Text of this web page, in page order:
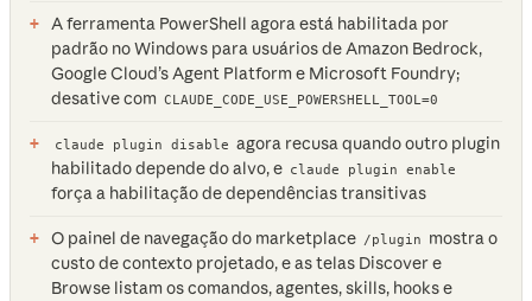
A ferramenta PowerShell agora está habilitada por
padrão no Windows para usuários de Amazon Bedrock,
Google Cloud’s Agent Platform e Microsoft Foundry;
desative com CLAUDE_CODE_USE_POWERSHELL_TOOL=0
claude plugin disable agora recusa quando outro plugin
habilitado depende do alvo, e claude plugin enable
força a habilitação de dependências transitivas
O painel de navegação do marketplace /plugin
mostra o
custo de contexto projetado, e as telas Discover e
Browse listam os comandos, agentes, skills, hooks e